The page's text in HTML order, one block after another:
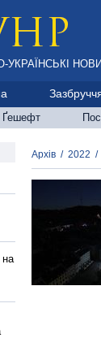
УКРАЇНСЬКІ
Ґешефт
на
Архів / 2022 /